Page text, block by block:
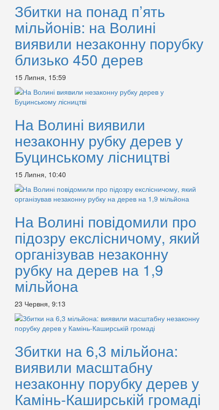
Збитки на понад п’ять
мільйонів: на Волині
виявили незаконну порубку
близько 450 дерев
15 Липня, 15:59
На Волині виявили
незаконну рубку дерев у
Буцинському лісництві
15 Липня, 10:40
На Волині повідомили про
підозру екслісничому, який
організував незаконну
рубку на дерев на 1,9
мільйона
23 Червня, 9:13
Збитки на 6,3 мільйона:
виявили масштабну
незаконну порубку дерев у
Камінь-Каширській громаді